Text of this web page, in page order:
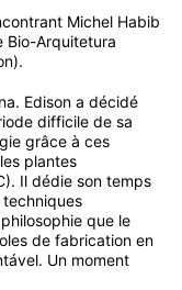
Michel Habib
Bio-Arquitetura
Edison a décidé
difficile de sa
grâce à ces
plantes
Il dédie son temps
que le
de fabrication en
Un moment